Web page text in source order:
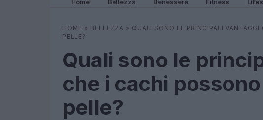
Home Bellezza Benessere Fitness
HOME » BELLEZZA » QUALI SONO LE PRINCIPALI
PELLE?
Quali sono le
che i cachi
pelle?